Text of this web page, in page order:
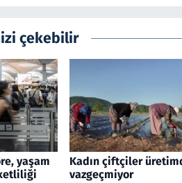
çekebilir
yaşam
Kadın çiftçiler
vazgeçmiyor